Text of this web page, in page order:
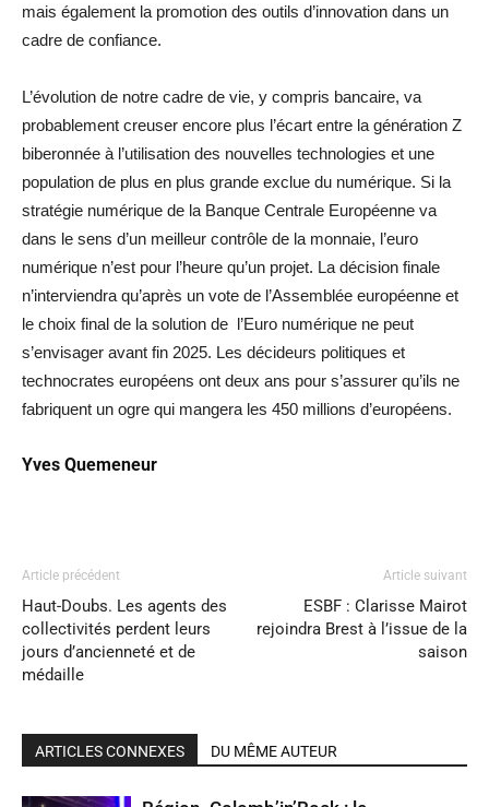
mais également la promotion des outils d’innovation dans un
cadre de confiance.
L’évolution de notre cadre de vie, y compris bancaire, va
probablement creuser encore plus l’écart entre la génération Z
biberonnée à l’utilisation des nouvelles technologies et une
population de plus en plus grande exclue du numérique. Si la
stratégie numérique de la Banque Centrale Européenne va
dans le sens d’un meilleur contrôle de la monnaie, l’euro
numérique n’est pour l’heure qu’un projet. La décision finale
n’interviendra qu’après un vote de l’Assemblée européenne et
le choix final de la solution de l’Euro numérique ne peut
s’envisager avant fin 2025. Les décideurs politiques et
technocrates européens ont deux ans pour s’assurer qu’ils ne
fabriquent un ogre qui mangera les 450 millions d’européens.
Yves Quemeneur
Article précédent
Haut-Doubs. Les agents des
collectivités perdent leurs
jours d’ancienneté et de
médaille
Article suivant
ESBF : Clarisse Mairot
rejoindra Brest à l’issue de la
saison
ARTICLES CONNEXES DU MÊME AUTEUR